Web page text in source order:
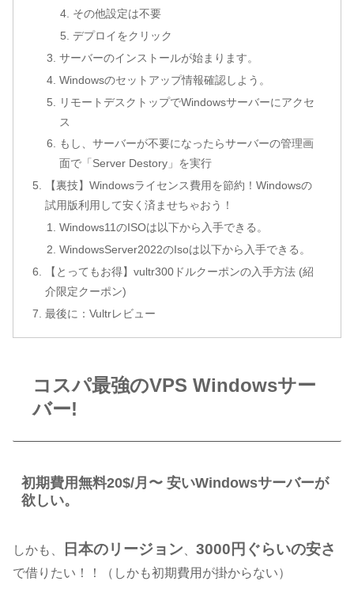
その他設定は不要
デプロイをクリック
サーバーのインストールが始まります。
Windowsのセットアップ情報確認しよう。
リモートデスクトップでWindowsサーバーにアクセ
ス
もし、サーバーが不要になったらサーバーの管理画
面で「Server Destory」を実行
【裏技】Windowsライセンス費用を節約！Windowsの
試用版利用して安く済ませちゃおう！
Windows11のISOは以下から入手できる。
WindowsServer2022のIsoは以下から入手できる。
【とってもお得】vultr300ドルクーポンの入手方法 (紹
介限定クーポン)
最後に：Vultrレビュー
コスパ最強のVPS Windowsサー
バー!
初期費用無料20$/月〜 安いWindowsサーバーが
欲しい。
しかも、 日本のリージョン 3000円ぐらいの安さ
で借りたい！！（しかも初期費用が掛からない）